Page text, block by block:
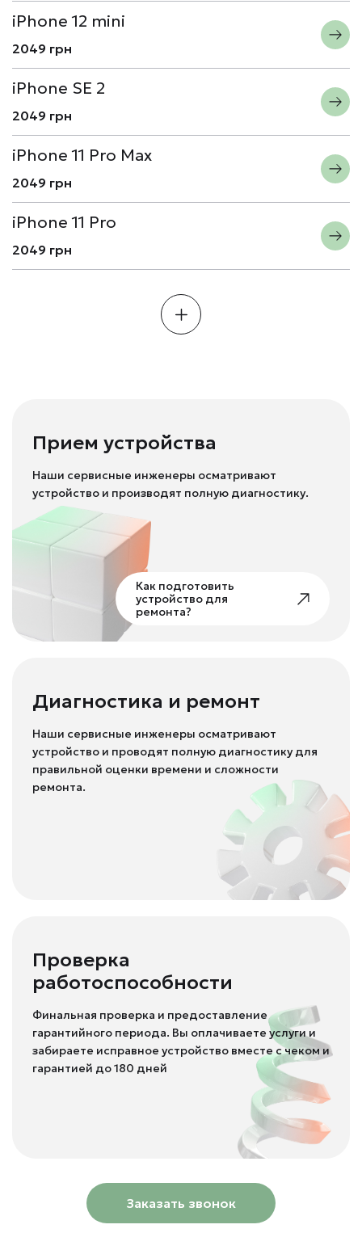
iPhone 12 mini
2049 грн
iPhone SE 2
2049 грн
iPhone 11 Pro Max
2049 грн
iPhone 11 Pro
2049 грн
Прием устройства
Наши сервисные инженеры осматривают
устройство и производят полную диагностику.
Как подготовить
устройство для
ремонта?
Диагностика и ремонт
Наши сервисные инженеры осматривают
устройство и проводят полную диагностику для
правильной оценки времени и сложности
ремонта.
Проверка
работоспособности
Финальная проверка и предоставление
гарантийного периода. Вы оплачиваете услуги и
забираете исправное устройство вместе с чеком и
гарантией до 180 дней
Заказать звонок